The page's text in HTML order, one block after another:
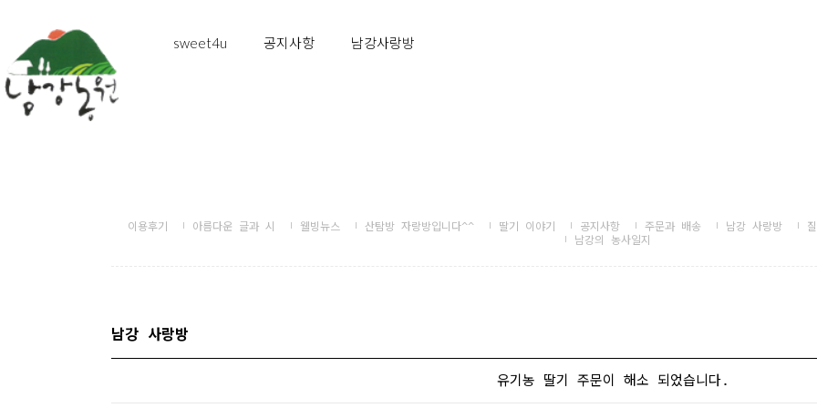
sweet4u 공지사항 남강사랑방
이용후기 아름다운 글과 시 웰빙뉴스 산탐방 자랑방입니다^^ 딸기 이야기 공지사항 주문과 배송 남강 사랑방
남강의 농사일지
남강 사랑방
유기농 딸기 주문이 해소 되었습니다.